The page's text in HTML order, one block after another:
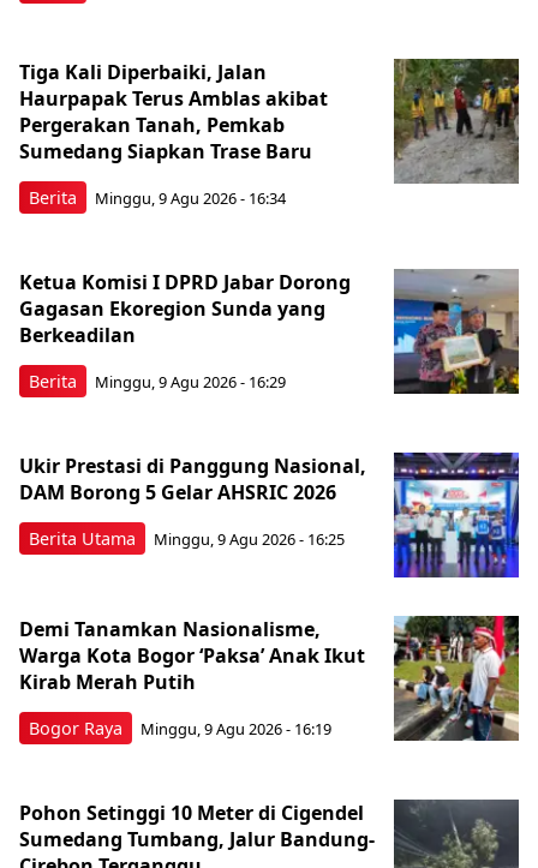
Berita
Tiga Kali Diperbaiki, Jalan
Haurpapak Terus Amblas akibat
Pergerakan Tanah, Pemkab
Sumedang Siapkan Trase Baru
Minggu, 9 Agu 2026 - 16:34
Berita
Ketua Komisi I DPRD Jabar Dorong
Gagasan Ekoregion Sunda yang
Berkeadilan
Minggu, 9 Agu 2026 - 16:29
Berita Utama
Ukir Prestasi di Panggung Nasional,
DAM Borong 5 Gelar AHSRIC 2026
Minggu, 9 Agu 2026 - 16:25
Bogor Raya
Demi Tanamkan Nasionalisme,
Warga Kota Bogor ‘Paksa’ Anak Ikut
Kirab Merah Putih
Minggu, 9 Agu 2026 - 16:19
Pohon Setinggi 10 Meter di Cigendel
Sumedang Tumbang, Jalur Bandung-